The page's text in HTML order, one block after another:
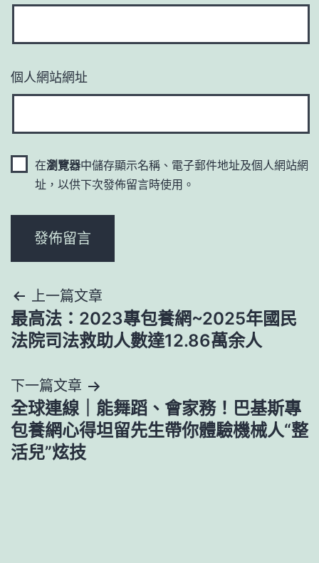
個人網站網址
在瀏覽器中儲存顯示名稱、電子郵件地址及個人網站網
址，以供下次發佈留言時使用。
文
章
覽
上一篇文章
最高法：2023專包養網~2025年國民
法院司法救助人數達12.86萬余人
下一篇文章
全球連線｜能舞蹈、會家務！巴基斯專
包養網心得坦留先生帶你體驗機械人“整
活兒”炫技